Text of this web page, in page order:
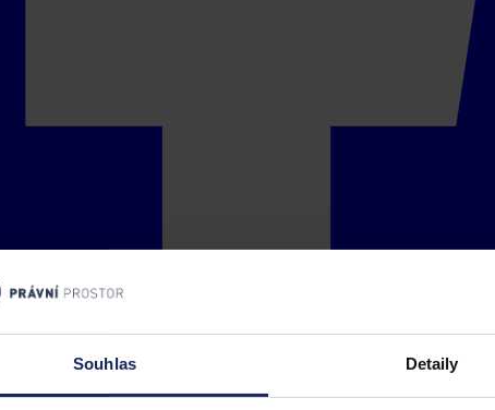
Souhlas Detaily